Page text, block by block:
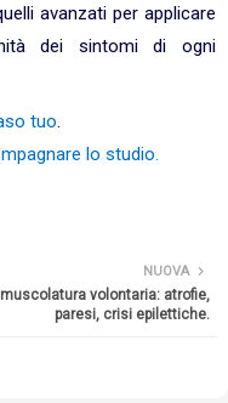
avanzati per applicare
dei sintomi di ogni
tuo.
lo studio.
NUOVA
muscolatura volontaria: atrofie,
paresi, crisi epilettiche.